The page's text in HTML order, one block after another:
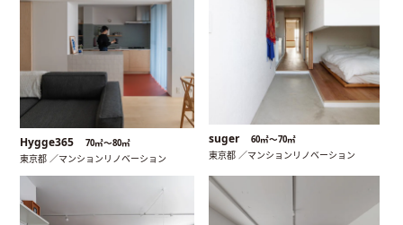
Hygge365 70㎡〜80㎡
東京都 ／マンションリノベーション
suger 60㎡〜70㎡
東京都 ／マンションリノベーション